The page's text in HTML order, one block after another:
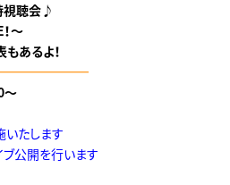
視聴会♪
～
あるよ！
～
たします
公開を行います